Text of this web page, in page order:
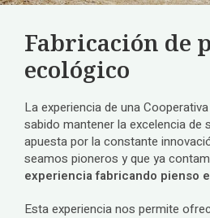
Fabricación de
ecológico
La experiencia de una
sabido mantener la excelencia de
apuesta por la constante
seamos pioneros y que ya
experiencia fabricando pienso
Esta experiencia nos permite